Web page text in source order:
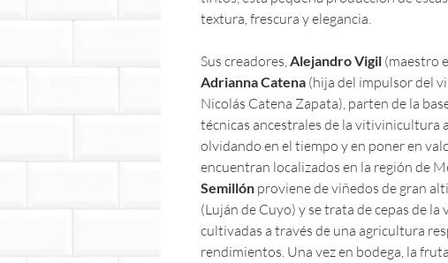
textura, frescura y elegancia.
Sus creadores,Alejandro Vigil (maestro
Adrianna Catena (hija del impulsor del
Nicolás Catena Zapata), parten de la
técnicas ancestrales de la vitivinicultura
olvidando en el tiempo y en poner en
encuentran localizados en la región de
Semillón proviene de viñedos de gran
(Luján de Cuyo) y se trata de cepas de la
cultivadas a través de una agricultura
rendimientos. Una vez en bodega, la